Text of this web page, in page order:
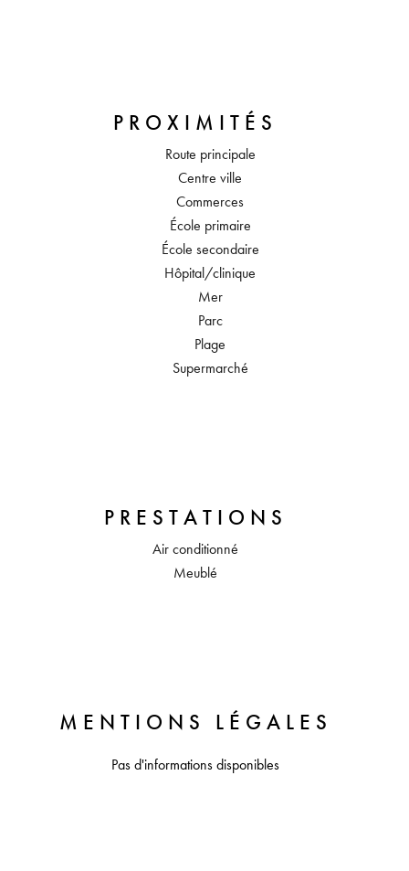
PROXIMITÉS
Route principale
Centre ville
Commerces
École primaire
École secondaire
Hôpital/clinique
Mer
Parc
Plage
Supermarché
PRESTATIONS
Air conditionné
Meublé
MENTIONS LÉGALES
Pas d'informations disponibles